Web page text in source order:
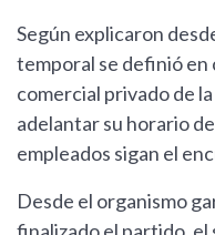
Según explicaron
temporal se definió en
comercial privado de
adelantar su horario
empleados sigan el
Desde el organismo